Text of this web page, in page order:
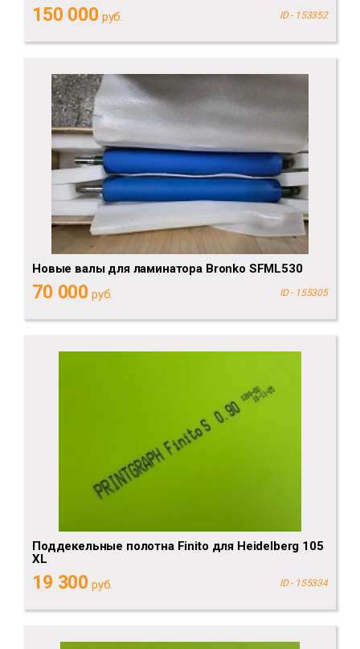
150 000 руб. ID - 153352
Новые валы для ламинатора Bronko SFML530
70 000 руб. ID - 155305
Поддекельные полотна Finito для Heidelberg 105
XL
19 300 руб. ID - 155334